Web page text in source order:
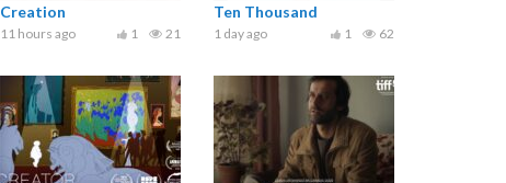
Creation
11 hours ago 21
1
Ten Thousand
1 day ago 62
1